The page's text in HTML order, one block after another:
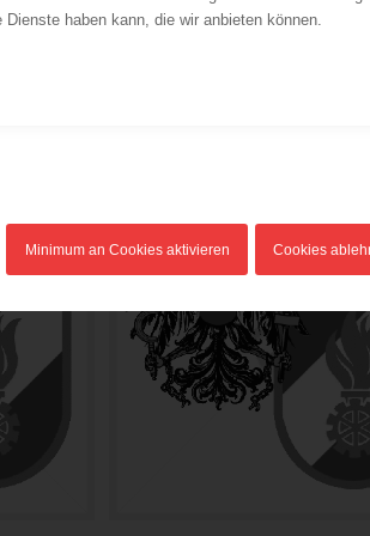
Dienste haben kann, die wir anbieten können.
Minimum an Cookies aktivieren Cookies